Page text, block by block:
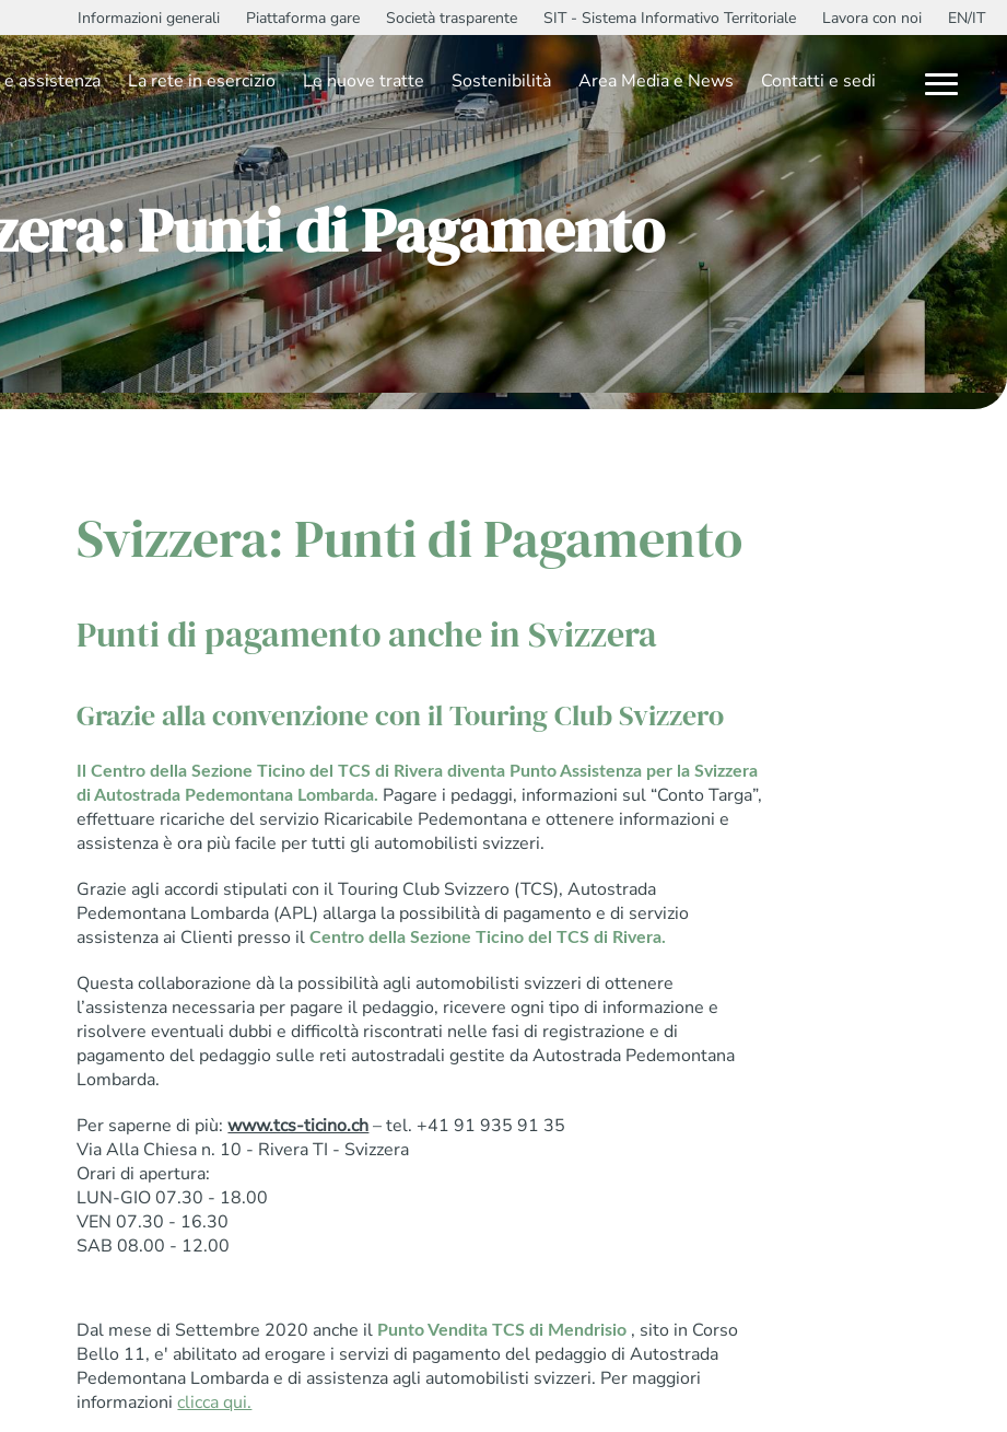
Informazioni generali Piattaforma gare Società trasparente SIT - Sistema Informativo Territoriale Lavora con noi EN/IT
assistenza La rete in esercizio Le nuove tratte Sostenibilità Area Media e News Contatti e sedi
Punti di Pagamento
Svizzera: Punti di Pagamento
Punti di pagamento anche in Svizzera
Grazie alla convenzione con il Touring Club Svizzero
Il Centro della Sezione Ticino del TCS di Rivera diventa Punto Assistenza per la Svizzera
di Autostrada Pedemontana Lombarda. Pagare i pedaggi, informazioni sul “Conto Targa”,
effettuare ricariche del servizio Ricaricabile Pedemontana e ottenere informazioni e
assistenza è ora più facile per tutti gli automobilisti svizzeri.
Grazie agli accordi stipulati con il Touring Club Svizzero (TCS), Autostrada
Pedemontana Lombarda (APL) allarga la possibilità di pagamento e di servizio
assistenza ai Clienti presso ilCentro della Sezione Ticino del TCS di Rivera.
Questa collaborazione dà la possibilità agli automobilisti svizzeri di ottenere
l’assistenza necessaria per pagare il pedaggio, ricevere ogni tipo di informazione e
risolvere eventuali dubbi e difficoltà riscontrati nelle fasi di registrazione e di
pagamento del pedaggio sulle reti autostradali gestite da Autostrada Pedemontana
Lombarda.
Per saperne di più:www.tcs-ticino.ch– tel. +41 91 935 91 35
Via Alla Chiesa n. 10 - Rivera TI - Svizzera
Orari di apertura:
LUN-GIO 07.30 - 18.00
VEN 07.30 - 16.30
SAB 08.00 - 12.00
Dal mese di Settembre 2020 anche il Punto Vendita TCS di Mendrisio , sito in Corso
Bello 11, e' abilitato ad erogare i servizi di pagamento del pedaggio di Autostrada
Pedemontana Lombarda e di assistenza agli automobilisti svizzeri. Per maggiori
informazioniclicca qui.